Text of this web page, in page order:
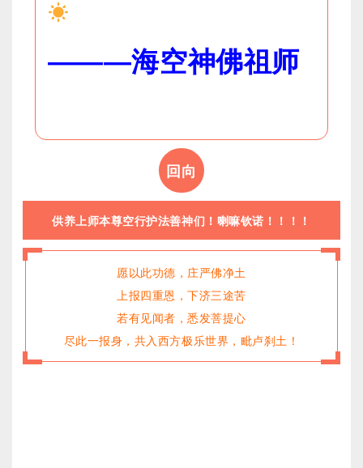
———海空神佛祖师
回向
供养上师本尊空行护法善神们！喇嘛钦诺！！！！
愿以此功德，庄严佛净土
上报四重恩，下济三途苦
若有见闻者，悉发菩提心
尽此一报身，共入西方极乐世界，毗卢刹土！